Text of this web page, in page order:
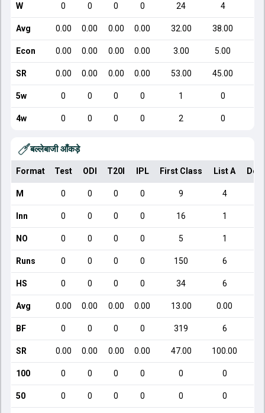
W 0 0 0 0 24 4
Avg 0.00 0.00 0.00 0.00 32.00 38.00
Econ 0.00 0.00 0.00 0.00 3.00 5.00
SR 0.00 0.00 0.00 0.00 53.00 45.00
5w 0 0 0 0 1 0
4w 0 0 0 0 2 0
बल्लेबाजी आँकड़े
Format Test ODI T20I IPL First Class List A
M 0 0 0 0 9 4
Inn 0 0 0 0 16 1
NO 0 0 0 0 5 1
Runs 0 0 0 0 150 6
HS 0 0 0 0 34 6
Avg 0.00 0.00 0.00 0.00 13.00 0.00
BF 0 0 0 0 319 6
SR 0.00 0.00 0.00 0.00 47.00 100.00
100 0 0 0 0 0 0
50 0 0 0 0 0 0